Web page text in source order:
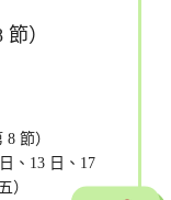
）
節）
、13 日、17
）